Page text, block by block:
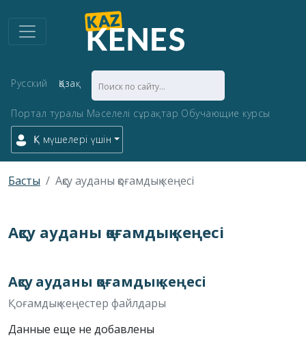
Русский Қазақ
Портал туралы Мәселелі сұрақтар Обучающие курсы
ҚК мүшелері үшін
Басты Ақсу ауданы қоғамдық кеңесі
Ақсу ауданы қоғамдық кеңесі
Ақсу ауданы қоғамдық кеңесі
Қоғамдық кеңестер файлдары
Данные еще не добавлены